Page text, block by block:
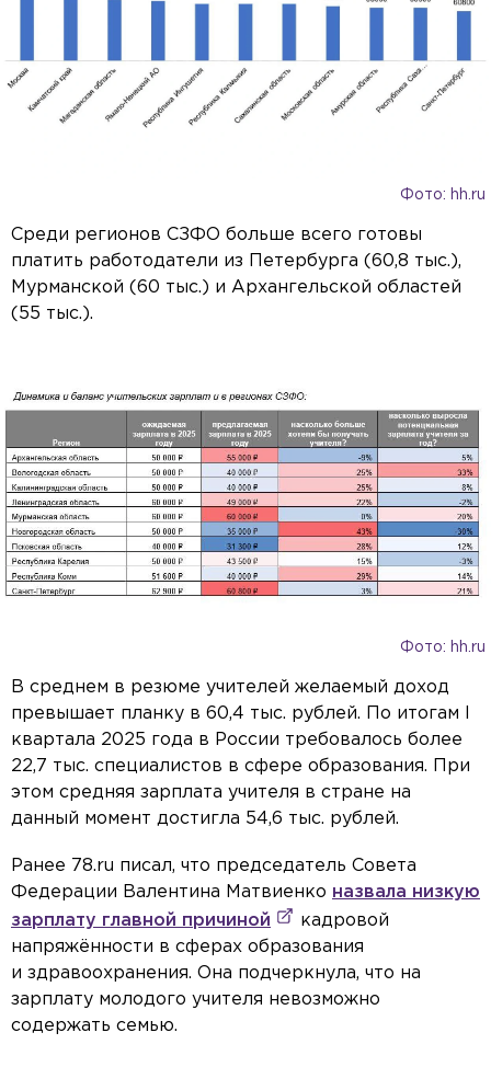
Фото: hh.ru
Среди регионов СЗФО больше всего готовы
платить работодатели из Петербурга (60,8 тыс.),
Мурманской (60 тыс.) и Архангельской областей
(55 тыс.).
Фото: hh.ru
В среднем в резюме учителей желаемый доход
превышает планку в 60,4 тыс. рублей. По итогам I
квартала 2025 года в России требовалось более
22,7 тыс. специалистов в сфере образования. При
этом средняя зарплата учителя в стране на
данный момент достигла 54,6 тыс. рублей.
Ранее 78.ru писал, что председатель Совета
Федерации Валентина Матвиенко назвала низкую
зарплату главной причиной
кадровой
напряжённости в сферах образования
и здравоохранения. Она подчеркнула, что на
зарплату молодого учителя невозможно
содержать семью.